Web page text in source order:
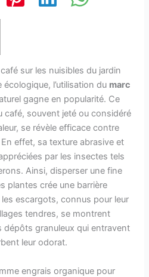
sur les nuisibles du jardin
l’utilisation du marc
gagne en popularité. Ce
café, souvent jeté ou considéré
se révèle efficace contre
effet, sa texture abrasive et
par les insectes tels
Ainsi, disperser une fine
plantes crée une barrière
escargots, connus pour leur
tendres, se montrent
dépôts granuleux qui entravent
leur odorat.
engrais organique pour